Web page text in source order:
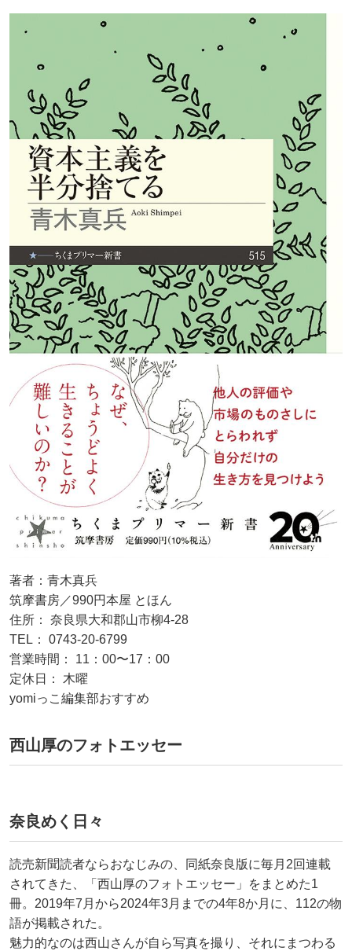
著者：青木真兵
筑摩書房／990円本屋 とほん
住所： 奈良県大和郡山市柳4-28
TEL： 0743-20-6799
営業時間： 11：00〜17：00
定休日： 木曜
yomiっこ編集部おすすめ
西山厚のフォトエッセー
奈良めく日々
読売新聞読者ならおなじみの、同紙奈良版に毎月2回連載
されてきた、「西山厚のフォトエッセー」をまとめた1
冊。2019年7月から2024年3月までの4年8か月に、112の物
語が掲載された。
魅力的なのは西山さんが自ら写真を撮り、それにまつわる